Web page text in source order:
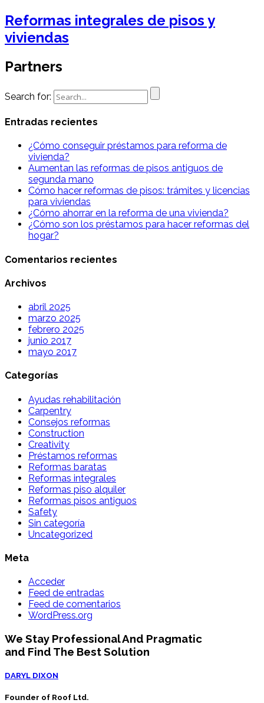
Reformas integrales de pisos y
viviendas
Partners
Search for:
Entradas recientes
¿Cómo conseguir préstamos para reforma de
vivienda?
Aumentan las reformas de pisos antiguos de
segunda mano
Cómo hacer reformas de pisos: trámites y licencias
para viviendas
¿Cómo ahorrar en la reforma de una vivienda?
¿Cómo son los préstamos para hacer reformas del
hogar?
Comentarios recientes
Archivos
abril 2025
marzo 2025
febrero 2025
junio 2017
mayo 2017
Categorías
Ayudas rehabilitación
Carpentry
Consejos reformas
Construction
Creativity
Préstamos reformas
Reformas baratas
Reformas integrales
Reformas piso alquiler
Reformas pisos antiguos
Safety
Sin categoría
Uncategorized
Meta
Acceder
Feed de entradas
Feed de comentarios
WordPress.org
We Stay Professional And Pragmatic
and Find The Best Solution
DARYL DIXON
Founder of Roof Ltd.